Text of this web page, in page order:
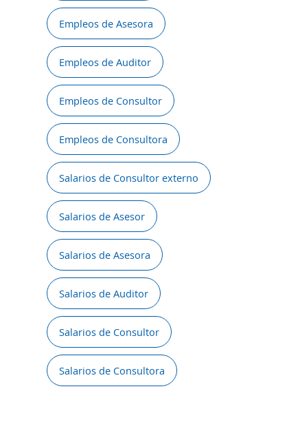
Empleos de Asesora
Empleos de Auditor
Empleos de Consultor
Empleos de Consultora
Salarios de Consultor externo
Salarios de Asesor
Salarios de Asesora
Salarios de Auditor
Salarios de Consultor
Salarios de Consultora